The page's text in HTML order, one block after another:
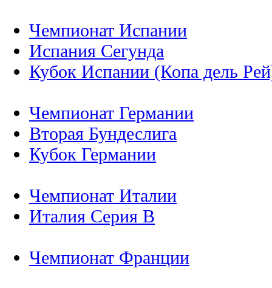
Чемпионат Испании
Испания Сегунда
Кубок Испании (Копа дель
Чемпионат Германии
Вторая Бундеслига
Кубок Германии
Чемпионат Италии
Италия Серия B
Чемпионат Франции